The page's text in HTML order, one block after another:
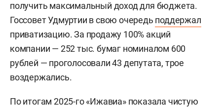
получить максимальный доход для бюджета.
Госсовет Удмуртии в свою очередь поддержал
приватизацию. За продажу 100% акций
компании — 252 тыс. бумаг номиналом 600
рублей — проголосовали 43 депутата, трое
воздержались.
По итогам 2025-го «Ижавиа» показала чистую